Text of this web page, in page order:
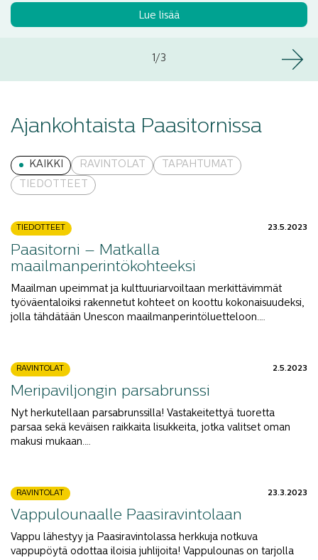
Lue lisää
1/3
Ajankohtaista Paasitornissa
KAIKKI RAVINTOLAT
TAPAHTUMAT
TIEDOTTEET
TIEDOTTEET 23.5.2023
Paasitorni – Matkalla
maailmanperintökohteeksi
Maailman upeimmat ja kulttuuriarvoiltaan merkittävimmät
työväentaloiksi rakennetut kohteet on koottu kokonaisuudeksi,
jolla tähdätään Unescon maailmanperintöluetteloon.…
RAVINTOLAT 2.5.2023
Meripaviljongin parsabrunssi
Nyt herkutellaan parsabrunssilla! Vastakeitettyä tuoretta
parsaa sekä keväisen raikkaita lisukkeita, jotka valitset oman
makusi mukaan.…
RAVINTOLAT 23.3.2023
Vappulounaalle Paasiravintolaan
Vappu lähestyy ja Paasiravintolassa herkkuja notkuva
vappupöytä odottaa iloisia juhlijoita! Vappulounas on tarjolla